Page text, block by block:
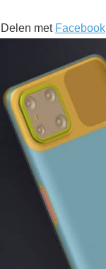
Delen met Facebook